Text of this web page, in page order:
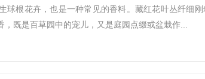
球根花卉，也是一种常见的香料。藏红花叶丛纤细刚
既是百草园中的宠儿，又是庭园点缀或盆栽作...